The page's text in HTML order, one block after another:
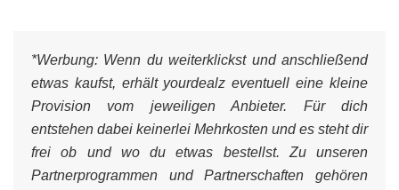
*Werbung: Wenn du weiterklickst und anschließend
etwas kaufst, erhält yourdealz eventuell eine kleine
Provision vom jeweiligen Anbieter. Für dich
entstehen dabei keinerlei Mehrkosten und es steht dir
frei ob und wo du etwas bestellst. Zu unseren
Partnerprogrammen und Partnerschaften gehören